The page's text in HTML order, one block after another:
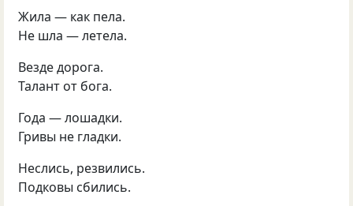
Жила — как пела.
Не шла — летела.
Везде дорога.
Талант от бога.
Года — лошадки.
Гривы не гладки.
Неслись, резвились.
Подковы сбились.